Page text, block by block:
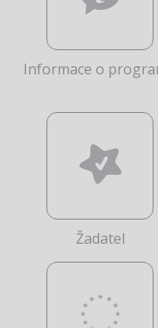
Informace o
Žadatel